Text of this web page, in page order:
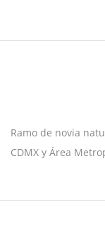
Ramo de novia
CDMX y Área